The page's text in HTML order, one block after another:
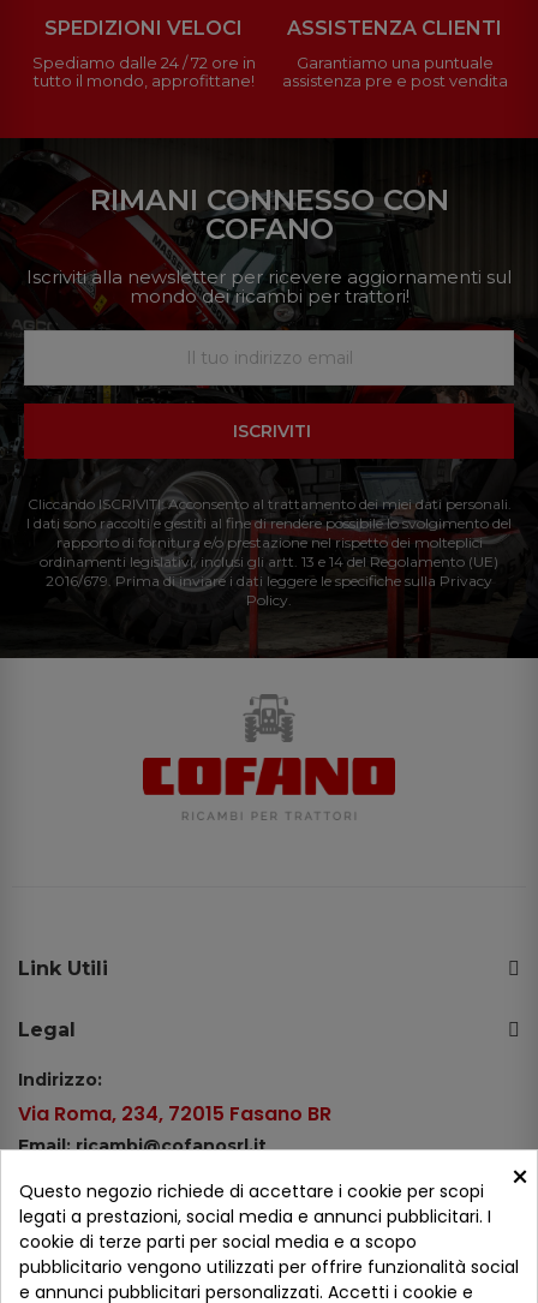
SPEDIZIONI VELOCI
Spediamo dalle 24 / 72 ore in
tutto il mondo, approfittane!
ASSISTENZA CLIENTI
Garantiamo una puntuale
assistenza pre e post vendita
RIMANI CONNESSO CON
COFANO
Iscriviti alla newsletter per ricevere aggiornamenti sul
mondo dei ricambi per trattori!
ISCRIVITI
Cliccando ISCRIVITI: Acconsento al trattamento dei miei dati personali.
I dati sono raccolti e gestiti al fine di rendere possibile lo svolgimento del
rapporto di fornitura e/o prestazione nel rispetto dei molteplici
ordinamenti legislativi, inclusi gli artt. 13 e 14 del Regolamento (UE)
2016/679. Prima di inviare i dati leggere le specifiche sulla Privacy
Policy.
Link Utili
Legal
Indirizzo:
Via Roma, 234, 72015 Fasano BR
Email: ricambi@cofanosrl.it
Tel.: +39 080 44 13 478
WhatsApp: +39 334 98 51 100
×
Questo negozio richiede di accettare i cookie per scopi
legati a prestazioni, social media e annunci pubblicitari. I
cookie di terze parti per social media e a scopo
pubblicitario vengono utilizzati per offrire funzionalità social
e annunci pubblicitari personalizzati. Accetti i cookie e